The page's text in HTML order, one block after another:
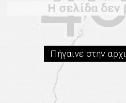
Η σελίδα δεν
Πήγαινε στην